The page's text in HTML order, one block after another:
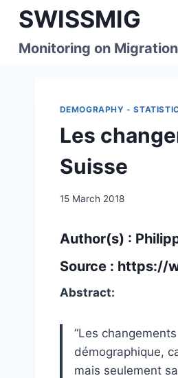
Skip
content
SWISSMIG
Monitoring on
DEMOGRAPHY -
Les
Suisse
15 March 2018
Author(s) :
Source : https://
Abstract:
“Les
démographique,
mais seulement